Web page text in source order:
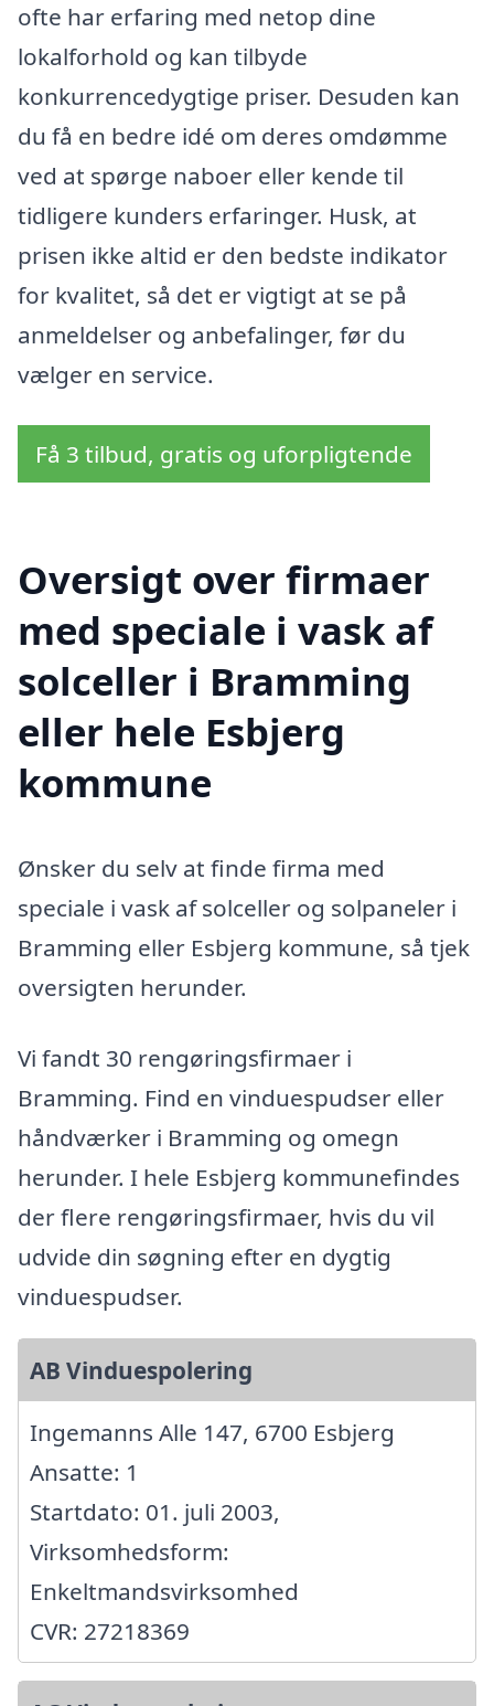
ofte har erfaring med netop dine
lokalforhold og kan tilbyde
konkurrencedygtige priser. Desuden kan
du få en bedre idé om deres omdømme
ved at spørge naboer eller kende til
tidligere kunders erfaringer. Husk, at
prisen ikke altid er den bedste indikator
for kvalitet, så det er vigtigt at se på
anmeldelser og anbefalinger, før du
vælger en service.
Få 3 tilbud, gratis og uforpligtende
Oversigt over firmaer
med speciale i vask af
solceller i Bramming
eller hele Esbjerg
kommune
Ønsker du selv at finde firma med
speciale i vask af solceller og solpaneler i
Bramming eller Esbjerg kommune, så tjek
oversigten herunder.
Vi fandt 30 rengøringsfirmaer i
Bramming. Find en vinduespudser eller
håndværker i Bramming og omegn
herunder. I hele Esbjerg kommunefindes
der flere rengøringsfirmaer, hvis du vil
udvide din søgning efter en dygtig
vinduespudser.
AB Vinduespolering
Ingemanns Alle 147, 6700 Esbjerg
Ansatte: 1
Startdato: 01. juli 2003,
Virksomhedsform:
Enkeltmandsvirksomhed
CVR: 27218369